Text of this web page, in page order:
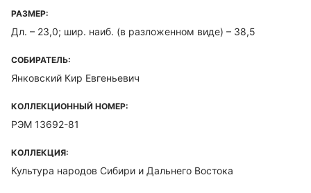
РАЗМЕР:
Дл. – 23,0; шир. наиб. (в разложенном виде) – 38,5
СОБИРАТЕЛЬ:
Янковский Кир Евгеньевич
КОЛЛЕКЦИОННЫЙ НОМЕР:
РЭМ 13692-81
КОЛЛЕКЦИЯ:
Культура народов Сибири и Дальнего Востока